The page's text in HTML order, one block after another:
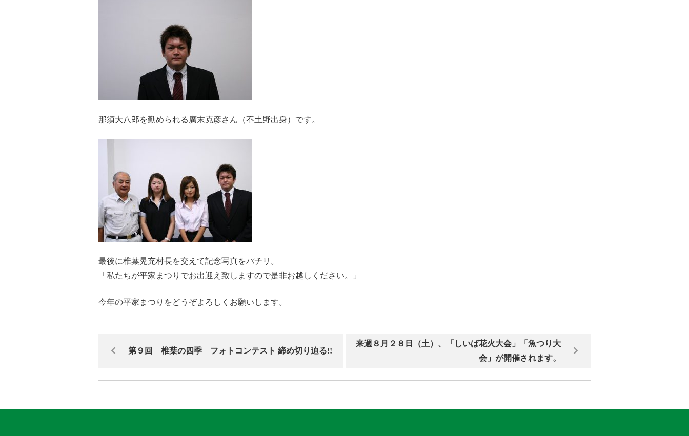
那須大八郎を勤められる廣末克彦さん（不土野出身）です。
最後に椎葉晃充村長を交えて記念写真をパチリ。
「私たちが平家まつりでお出迎え致しますので是非お越しください。」
今年の平家まつりをどうぞよろしくお願いします。
第９回 椎葉の四季 フォトコンテスト 締め切り迫る!!
来週８月２８日（土）、「しいば花火大会」「魚つり大
会」が開催されます。